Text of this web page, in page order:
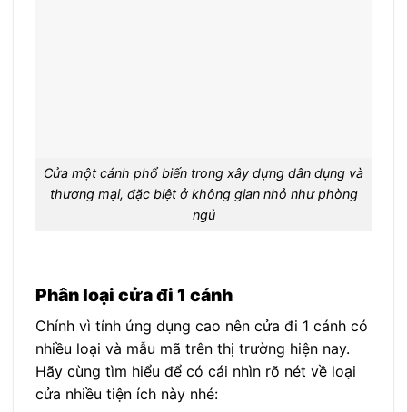
Cửa một cánh phổ biến trong xây dựng dân dụng và
thương mại, đặc biệt ở không gian nhỏ như phòng
ngủ
Phân loại cửa đi 1 cánh
Chính vì tính ứng dụng cao nên cửa đi 1 cánh có
nhiều loại và mẫu mã trên thị trường hiện nay.
Hãy cùng tìm hiểu để có cái nhìn rõ nét về loại
cửa nhiều tiện ích này nhé: